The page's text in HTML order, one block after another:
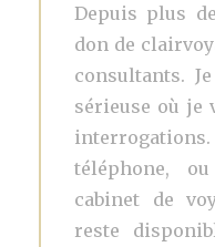
Depuis plus
don de
consultants.
sérieuse où je
téléphone,
cabinet de
reste